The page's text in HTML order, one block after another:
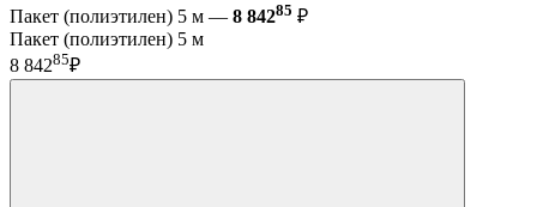
Пакет (полиэтилен) 5 м — 8 84285 ₽
Пакет (полиэтилен) 5 м
8 84285₽